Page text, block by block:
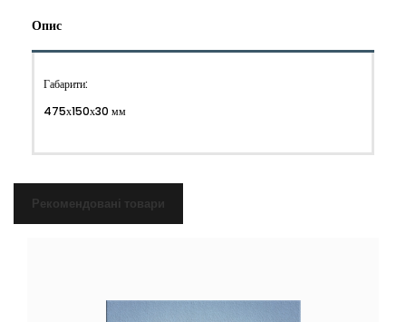
Опис
Габарити:
475х150х30 мм
Рекомендовані товари